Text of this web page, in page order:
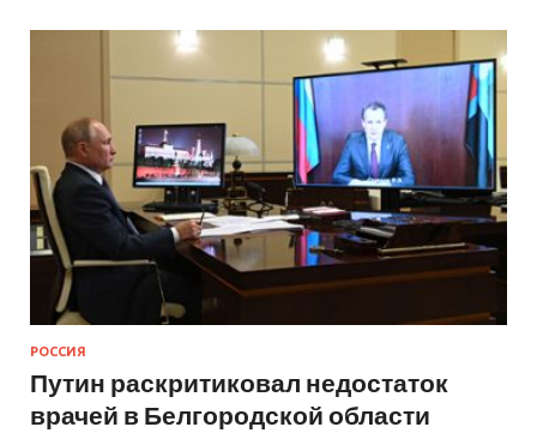
РОССИЯ
Путин раскритиковал недостаток
врачей в Белгородской области